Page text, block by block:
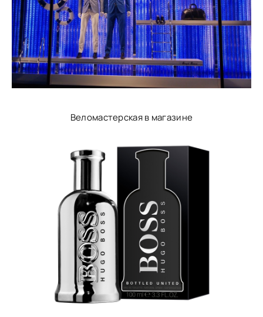
Веломастерская в магазине